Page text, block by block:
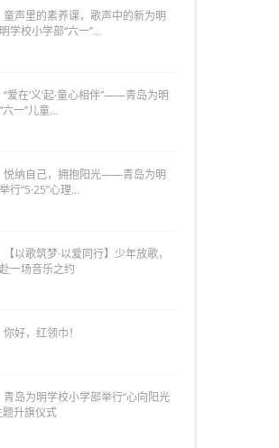
童声里的素养课，歌声中的新为明
——青岛为明学校小学部“六一”…
“爱在‘义’起·童心相伴”——青岛为明
学校小学部“六一”儿童…
悦纳自己，拥抱阳光——青岛为明
学校初中部举行“5·25”心理…
【以歌筑梦·以爱同行】少年放歌，
亲子同唱，赴一场音乐之约
你好，红领巾！
青岛为明学校小学部举行“心向阳光
健康成长”主题升旗仪式